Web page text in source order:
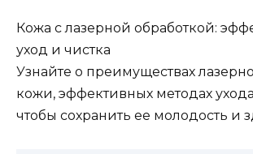
Кожа с лазерной обработкой:
уход и чистка
Узнайте о преимуществах
кожи, эффективных методах
чтобы сохранить ее молодость и